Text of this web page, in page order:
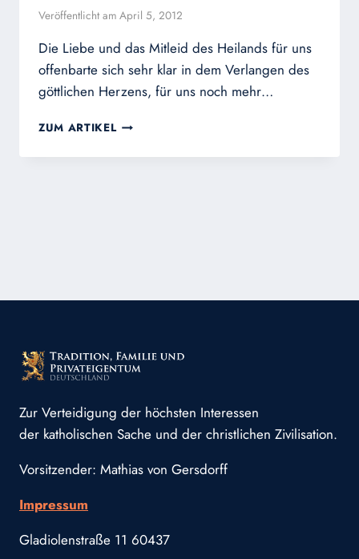
WEIL
DAS
GUTE
TATEN“
Veröffentlicht am April 5, 2012
Die Liebe und das Mitleid des Heilands für uns
offenbarte sich sehr klar in dem Verlangen des
göttlichen Herzens, für uns noch mehr…
ZUM ARTIKEL MICH
Zur Verteidigung der höchsten Interessen
der katholischen Sache und der christlichen Zivilisation.
Vorsitzender: Mathias von Gersdorff
Impressum
Gladiolenstraße 11 60437